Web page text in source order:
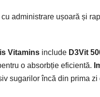
administrare ușoară și
Vitamins include D3Vit
o absorbție eficientă.
sugarilor încă din prima